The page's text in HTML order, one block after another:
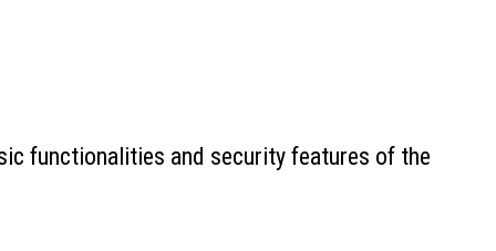
functionalities and security features of the